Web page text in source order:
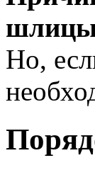
Но,